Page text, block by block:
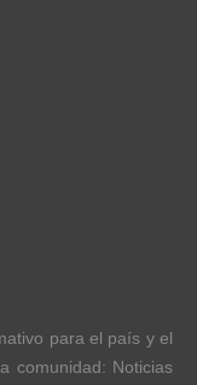
para el país y el
comunidad: Noticias